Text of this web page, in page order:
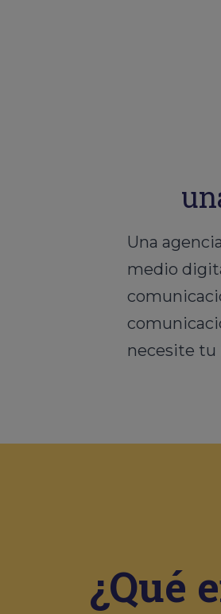
Una
medio
necesite tu
¿Qué